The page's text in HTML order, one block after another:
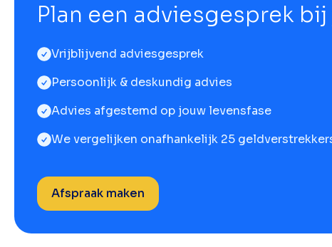
Plan een adviesgesprek
Vrijblijvend adviesgesprek
Persoonlijk & deskundig advies
Advies afgestemd op jouw levensfase
We vergelijken onafhankelijk 25
Afspraak maken